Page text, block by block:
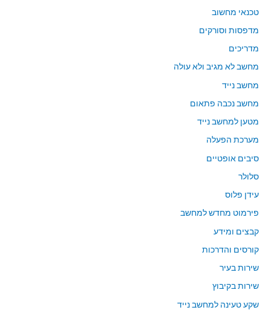
טכנאי מחשוב
מדפסות וסורקים
מדריכים
מחשב לא מגיב ולא עולה
מחשב נייד
מחשב נכבה פתאום
מטען למחשב נייד
מערכת הפעלה
סיבים אופטיים
סלולר
עידן פלוס
פירמוט מחדש למחשב
קבצים ומידע
קורסים והדרכות
שירות בעיר
שירות בקיבוץ
שקע טעינה למחשב נייד